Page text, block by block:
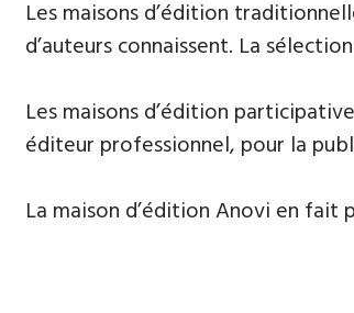
Les maisons d’édition
d’auteurs connaissent. La
​Les maisons d’édition
éditeur professionnel, pour la
La maison d’édition Anovi en fait